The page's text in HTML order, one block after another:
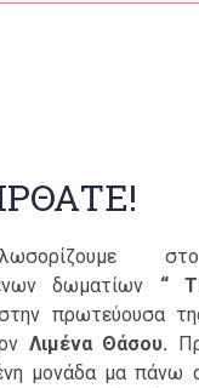
δωματίων “
πρωτεύουσα
Λιμένα Θάσου.
μονάδα μα πάνω